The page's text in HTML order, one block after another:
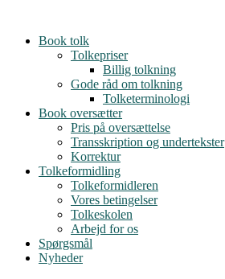
contentBook tolk
Tolkepriser
Billig tolkning
Gode råd om tolkning
Tolketerminologi
Book oversætter
Pris på oversættelse
Transskription og undertekster
Korrektur
Tolkeformidling
Tolkeformidleren
Vores betingelser
Tolkeskolen
Arbejd for os
Spørgsmål
Nyheder